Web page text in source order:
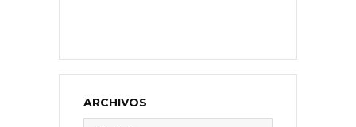
ARCHIVOS